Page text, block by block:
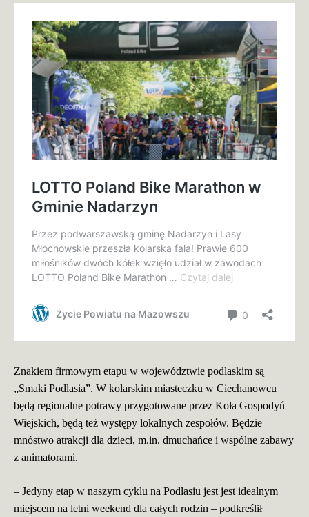
Znakiem firmowym etapu w województwie podlaskim są
„Smaki Podlasia”. W kolarskim miasteczku w Ciechanowcu
będą regionalne potrawy przygotowane przez Koła Gospodyń
Wiejskich, będą też występy lokalnych zespołów. Będzie
mnóstwo atrakcji dla dzieci, m.in. dmuchańce i wspólne zabawy
z animatorami.
– Jedyny etap w naszym cyklu na Podlasiu jest jest idealnym
miejscem na letni weekend dla całych rodzin – podkreślił